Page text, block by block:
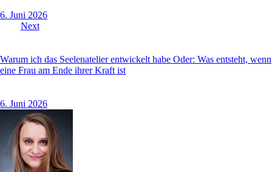
6. Juni 2026
Next
Warum ich das Seelenatelier entwickelt habe Oder: Was entsteht, wenn
eine Frau am Ende ihrer Kraft ist
6. Juni 2026